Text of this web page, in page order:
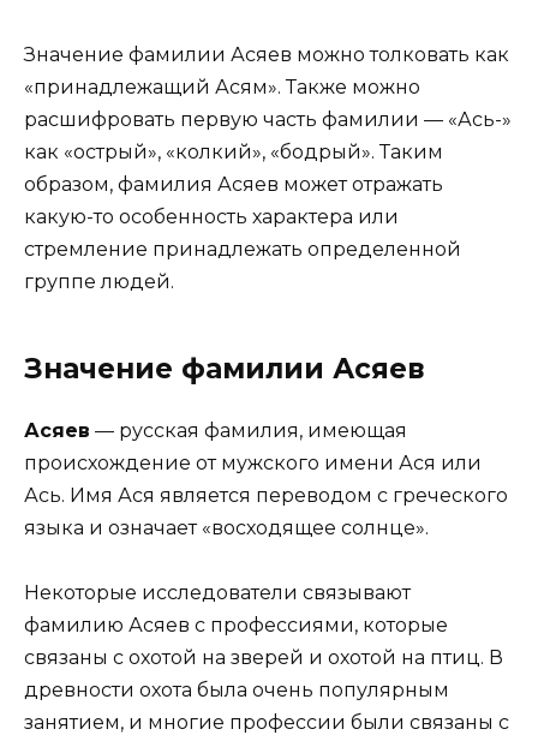
Значение фамилии Асяев можно толковать как
«принадлежащий Асям». Также можно
расшифровать первую часть фамилии — «Ась-»
как «острый», «колкий», «бодрый». Таким
образом, фамилия Асяев может отражать
какую-то особенность характера или
стремление принадлежать определенной
группе людей.
Значение фамилии Асяев
Асяев — русская фамилия, имеющая
происхождение от мужского имени Ася или
Ась. Имя Ася является переводом с греческого
языка и означает «восходящее солнце».
Некоторые исследователи связывают
фамилию Асяев с профессиями, которые
связаны с охотой на зверей и охотой на птиц. В
древности охота была очень популярным
занятием, и многие профессии были связаны с